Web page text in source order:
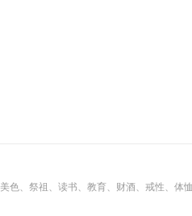
也是中国文化的一贯追求。